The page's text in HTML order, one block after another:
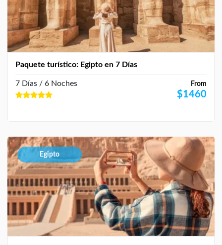
Paquete turístico: Egipto en 7 Días
From
$1460
7 Días / 6 Noches
Egipto